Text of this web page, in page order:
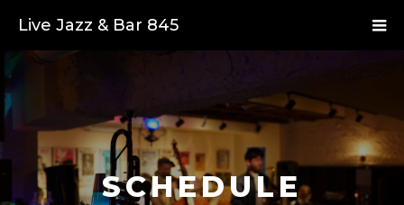
Live Jazz & Bar 845
SCHEDULE